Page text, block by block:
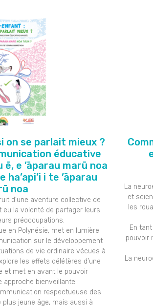
se parlait mieux ?
éducative
e ’āparau marū noa
ha’api’i i te ’āparau
noa
d’une aventure collective de
la volonté de partager leurs
préoccupations.
en Polynésie, met en lumière
sur le développement
de vie ordinaire vécues à
les effets délétères d’une
et met en avant le pouvoir
approche bienveillante.
respectueuse des
jeune âge, mais aussi à
La
et
les
En
pouvoir
La